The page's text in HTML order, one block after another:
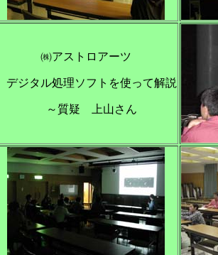
㈱アストロアーツ
デジタル処理ソフトを使って解説
～質疑 上山さん